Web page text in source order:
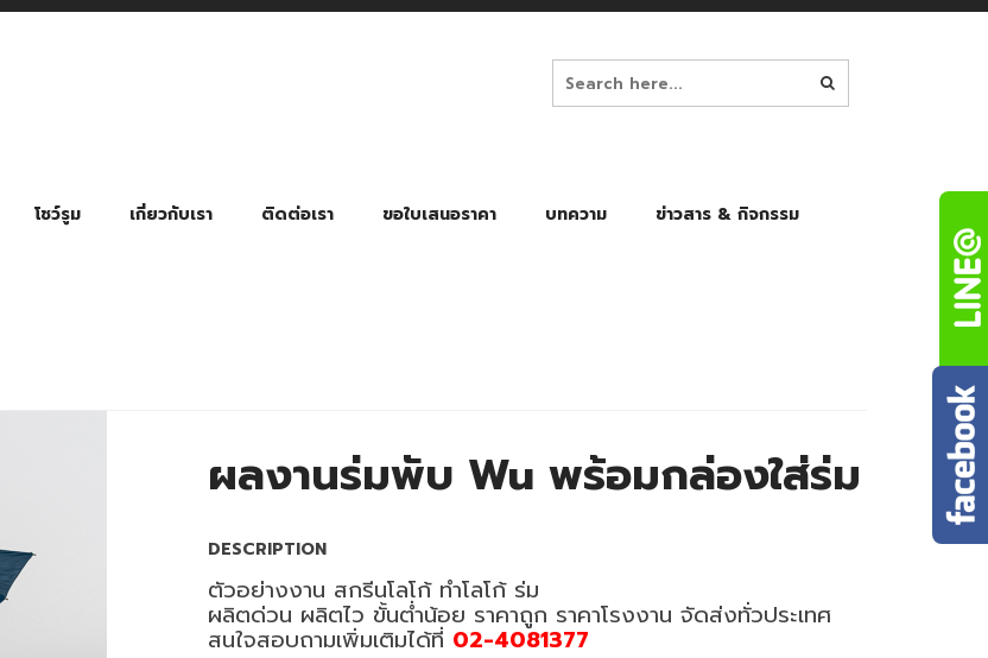
โชว์รูม เกี่ยวกับเรา ติดต่อเรา ขอใบเสนอราคา บทความ ข่าวสาร & กิจกรรม
ผลงานร่มพับ Wu พร้อมกล่องใส่ร่ม
DESCRIPTION
ตัวอย่างงาน สกรีนโลโก้ ทำโลโก้ ร่ม
ผลิตด่วน ผลิตไว ขั้นต่ำน้อย ราคาถูก ราคาโรงงาน จัดส่งทั่วประเทศ
สนใจสอบถามเพิ่มเติมได้ที่ 02-4081377